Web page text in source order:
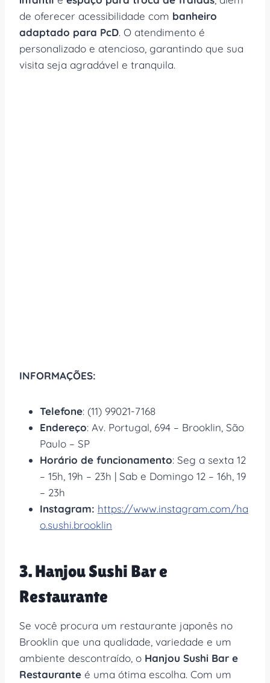
de oferecer acessibilidade com banheiro
adaptado para PcD. O atendimento é
personalizado e atencioso, garantindo que sua
visita seja agradável e tranquila.
INFORMAÇÕES:
Telefone: (11) 99021-7168
Endereço: Av. Portugal, 694 – Brooklin, São
Paulo – SP
Horário de funcionamento: Seg a sexta 12
– 15h, 19h – 23h | Sab e Domingo 12 – 16h, 19
– 23h
Instagram: https://www.instagram.com/ha
o.sushi.brooklin
3. Hanjou Sushi Bar e
Restaurante
Se você procura um restaurante japonês no
Brooklin que una qualidade, variedade e um
ambiente descontraído, o Hanjou Sushi Bar e
Restaurante é uma ótima escolha. Com um